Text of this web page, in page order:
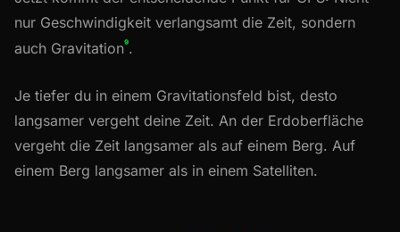
nur Geschwindigkeit verlangsamt die Zeit, sondern
auch Gravitation⁹.
Je tiefer du in einem Gravitationsfeld bist, desto
langsamer vergeht deine Zeit. An der Erdoberfläche
vergeht die Zeit langsamer als auf einem Berg. Auf
einem Berg langsamer als in einem Satelliten.